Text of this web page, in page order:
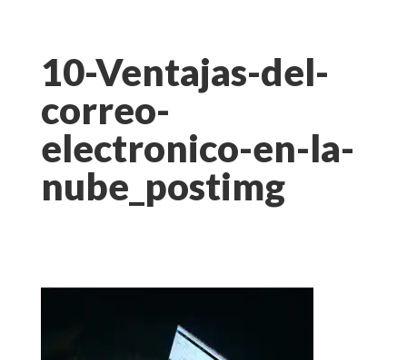
10-Ventajas-del-
correo-
electronico-en-la-
nube_postimg